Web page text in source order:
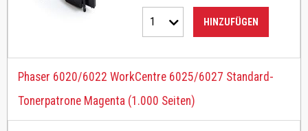
1 HINZUFÜGEN
Phaser 6020/6022 WorkCentre 6025/6027 Standard-
Tonerpatrone Magenta (1.000 Seiten)